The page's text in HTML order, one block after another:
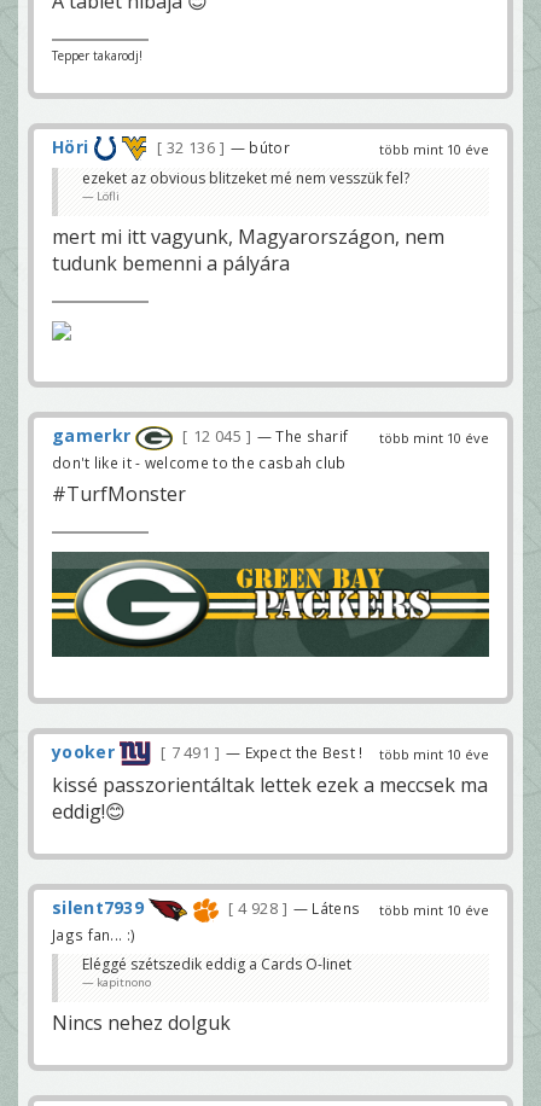
Tepper takarodj!
több mint 10 éve
Höri 32 136 — bútor
ezeket az obvious blitzeket mé nem vesszük fel?
Löfli
mert mi itt vagyunk, Magyarországon, nem
tudunk bemenni a pályára
több mint 10 éve
gamerkr 12 045
— The sharif
don't like it - welcome to the casbah club
#TurfMonster
több mint 10 éve
yooker 7 491 — Expect the Best !
kissé passzorientáltak lettek ezek a meccsek ma
eddig!😊
több mint 10 éve
silent7939 4 928
— Látens
Jags fan... :)
Eléggé szétszedik eddig a Cards O-linet
kapitnono
Nincs nehez dolguk